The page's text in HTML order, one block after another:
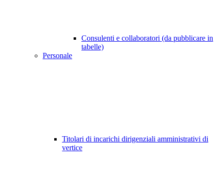
Consulenti e collaboratori (da pubblicare in
tabelle)
Personale
Titolari di incarichi dirigenziali amministrativi di
vertice